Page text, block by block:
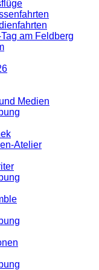
am Feldberg
Medien
Atelier